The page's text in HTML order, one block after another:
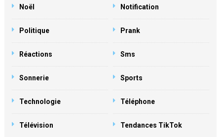
Noël Notification
Politique Prank
Réactions Sms
Sonnerie Sports
Technologie Téléphone
Télévision Tendances TikTok